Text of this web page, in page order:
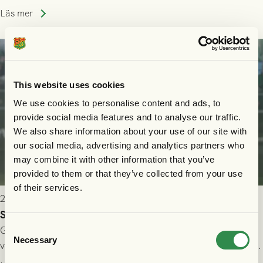
This website uses cookies
We use cookies to personalise content and ads, to
provide social media features and to analyse our traffic.
We also share information about your use of our site with
our social media, advertising and analytics partners who
may combine it with other information that you’ve
provided to them or that they’ve collected from your use
of their services.
Consent
Selection
Necessary
Allsvenskan! Avspark kl 16.30 på söndag 26/7.
Läs mer
2026-07-24 16:40
Seger i första kvalmatchen mot FC Nordsjælland
GAIS dominerade i första halvlek och skapade fler chanser,
välförtjänt fick de in ett ledningsmål strax innan halvtid. Efter